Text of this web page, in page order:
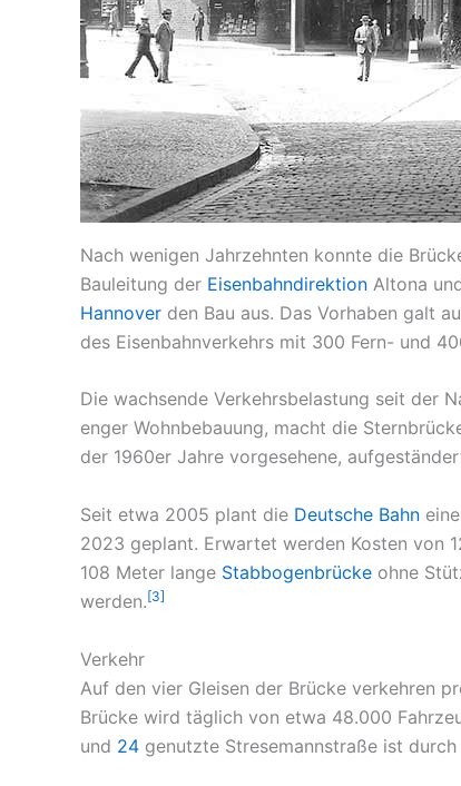
Nach wenigen Jahrzehnten konnte die
Bauleitung der Eisenbahndirektion Altona
Hannover den Bau aus. Das Vorhaben galt
des Eisenbahnverkehrs mit 300 Fern- und
Die wachsende Verkehrsbelastung seit der
enger Wohnbebauung, macht die
der 1960er Jahre vorgesehene,
Seit etwa 2005 plant die Deutsche Bahn
2023 geplant. Erwartet werden Kosten von
108 Meter lange Stabbogenbrücke ohne
werden.[3]
Verkehr
Auf den vier Gleisen der Brücke verkehren
Brücke wird täglich von etwa 48.000
und 24 genutzte Stresemannstraße ist